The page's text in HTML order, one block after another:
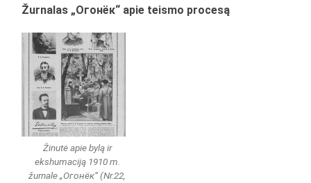
Žurnalas „Огонёк“ apie teismo procesą
Žinutė apie bylą ir
ekshumaciją 1910 m.
žurnale „Огонёк“ (Nr.22,